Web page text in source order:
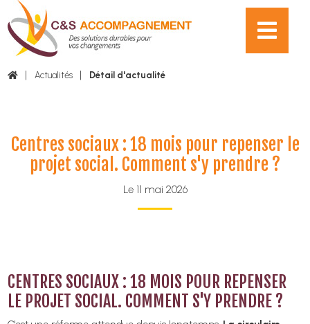
Actualités Détail d'actualité
Centres sociaux : 18 mois pour repenser le
projet social. Comment s'y prendre ?
Le 11 mai 2026
CENTRES SOCIAUX : 18 MOIS POUR REPENSER
LE PROJET SOCIAL. COMMENT S'Y PRENDRE ?